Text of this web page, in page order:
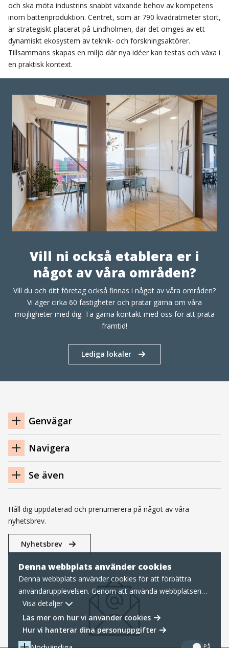
Denna webbplats använder cookies
Denna webbplats använder cookies för att förbättra
användarupplevelsen. Genom att använda webbplatsen
samtycker du till nödvändiga cookies, läs mer nedan om
hur vi hanterar cookies samt personuppgifter.
Visa detaljer
Läs mer om hur vi använder cookies
Hur vi hanterar dina personuppgifter
och ska möta industrins snabbt växande behov av kompetens
inom batteriproduktion. Centret, som är 790 kvadratmeter stort,
är strategiskt placerat på Lindholmen, där det omges av ett
dynamiskt ekosystem av teknik- och forskningsaktörer.
Tillsammans skapas en miljö där nya idéer kan testas och växa i
en praktisk kontext.
Vill ni också etablera er i
något av våra områden?
Vill du och ditt företag också finnas i något av våra områden?
Vi äger cirka 60 fastigheter och pratar gärna om våra
möjligheter med dig. Ta gärna kontakt med oss för att prata
framtid!
Lediga lokaler
Navigation
sidfot
Genvägar
Navigera
Se även
Håll dig uppdaterad och prenumerera på något av våra
nyhetsbrev.
Nyhetsbrev